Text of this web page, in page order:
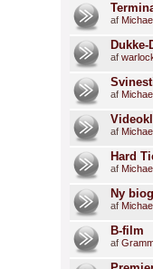
af
af
af
af
Hard
af
Ny
af
B-film
af